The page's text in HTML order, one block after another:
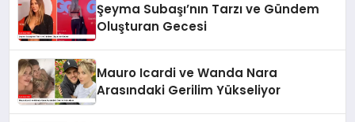
Şeyma Subaşı’nın Tarzı ve Gündem
Oluşturan Gecesi
Mauro Icardi ve Wanda Nara
Arasındaki Gerilim Yükseliyor